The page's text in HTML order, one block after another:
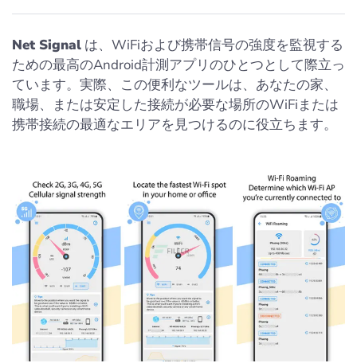
Net Signal は、WiFiおよび携帯信号の強度を監視する
ための最高のAndroid計測アプリのひとつとして際立っ
ています。実際、この便利なツールは、あなたの家、
職場、または安定した接続が必要な場所のWiFiまたは
携帯接続の最適なエリアを見つけるのに役立ちます。